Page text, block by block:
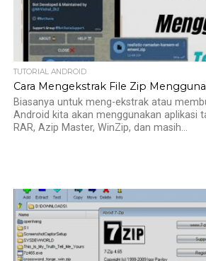
TUTORIAL ANDROID
Cara Mengekstrak File Zip
Biasanya untuk meng-ekstrak atau
Android kita akan menggunakan aplikasi
RAR, Azip Master, WinZip, dan masih...